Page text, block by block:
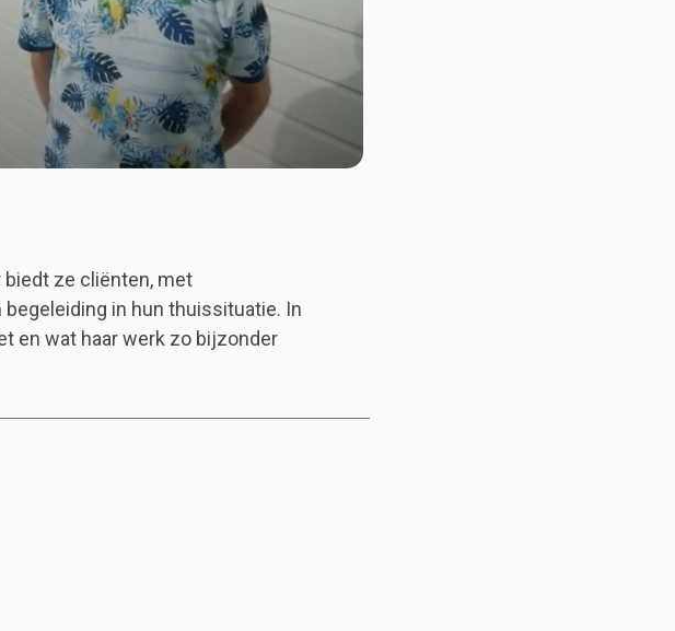
biedt ze cliënten, met
in hun thuissituatie. In
en wat haar werk zo bijzonder